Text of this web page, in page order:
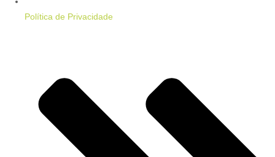
Política de Privacidade